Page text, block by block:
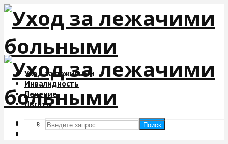
Уход за пожилыми
Инвалидность
Лечение
Льготы
Поиск
Поиск